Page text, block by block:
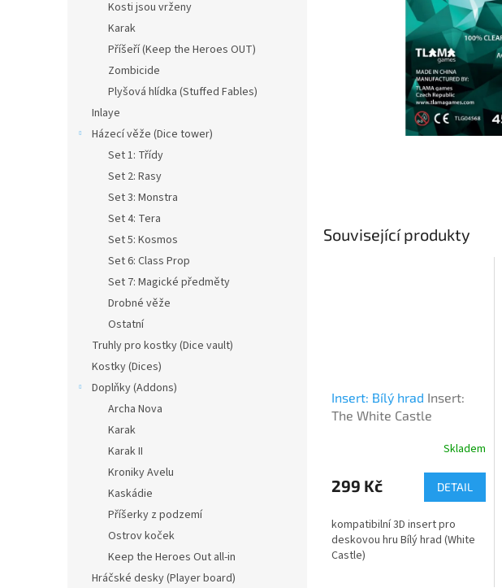
Kosti jsou vrženy
Karak
Příšeří (Keep the Heroes OUT)
Zombicide
Plyšová hlídka (Stuffed Fables)
Inlaye
Házecí věže (Dice tower)
Set 1: Třídy
Set 2: Rasy
Set 3: Monstra
Set 4: Tera
Set 5: Kosmos
Set 6: Class Prop
Set 7: Magické předměty
Drobné věže
Ostatní
Truhly pro kostky (Dice vault)
Kostky (Dices)
Doplňky (Addons)
Archa Nova
Karak
Karak II
Kroniky Avelu
Kaskádie
Příšerky z podzemí
Ostrov koček
Keep the Heroes Out all-in
Hráčské desky (Player board)
Související produkty
Insert: Bílý hrad Insert:
The White Castle
produktu
je
z
5
hvězdiček.
Skladem
299 Kč DETAIL
kompatibilní 3D insert pro
deskovou hru Bílý hrad (White
Castle)